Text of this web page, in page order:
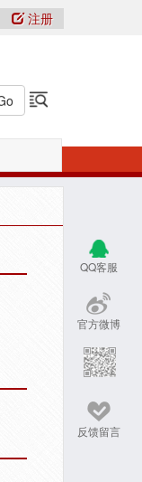
注册
QQ客服
官方微博
反馈留言